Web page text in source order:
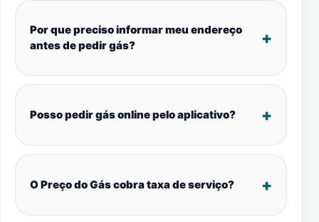
Por que preciso informar meu endereço
antes de pedir gás?
Posso pedir gás online pelo aplicativo?
O Preço do Gás cobra taxa de serviço?